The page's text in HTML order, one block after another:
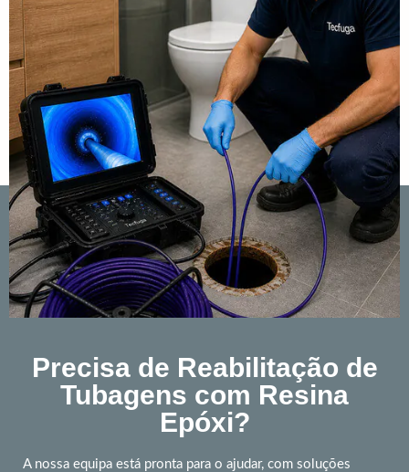
Precisa de Reabilitação de
Tubagens com Resina
Epóxi?
A nossa equipa está pronta para o ajudar, com soluções